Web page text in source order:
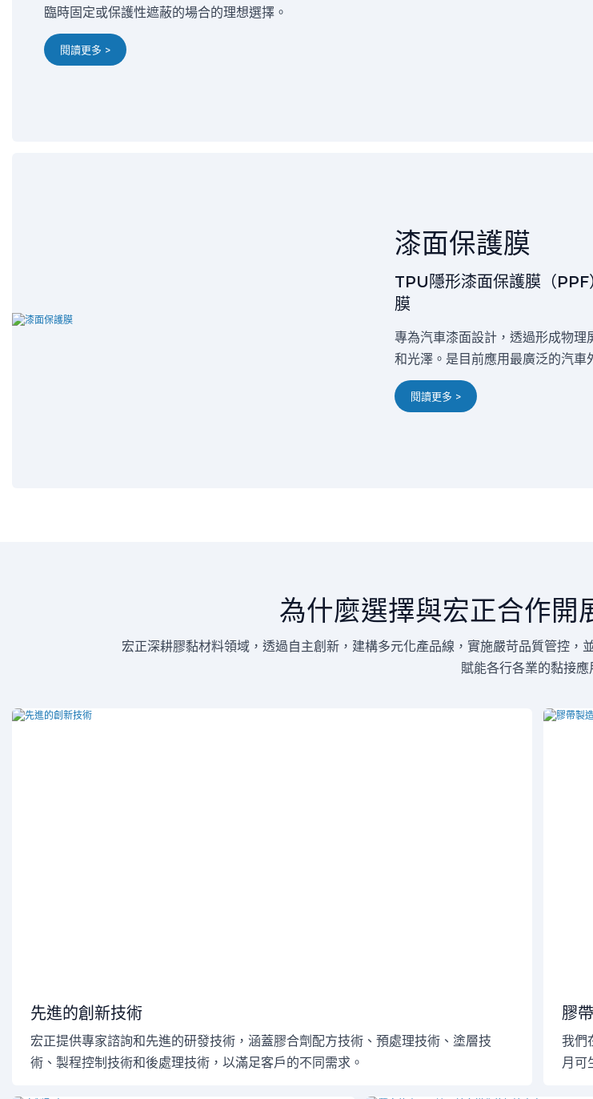
臨時固定或保護性遮蔽的場合的理想選擇。
閱讀更多 >
漆面保護膜
TPU隱形漆面保護膜（
膜
專為汽車漆面設計，透過形成物
和光澤。是目前應用最廣泛的汽車
閱讀更多 >
為什麼選擇與宏正合作開
宏正深耕膠黏材料領域，透過自主創新，建構多元化產品線，實施嚴苛品質管控
賦能各行各業的黏接應
先進的創新技術
宏正提供專家諮詢和先進的研發技術，涵蓋膠合劑配方技術、預處理技術、塗層技
術、製程控制技術和後處理技術，以滿足客戶的不同需求。
膠
我們
月可